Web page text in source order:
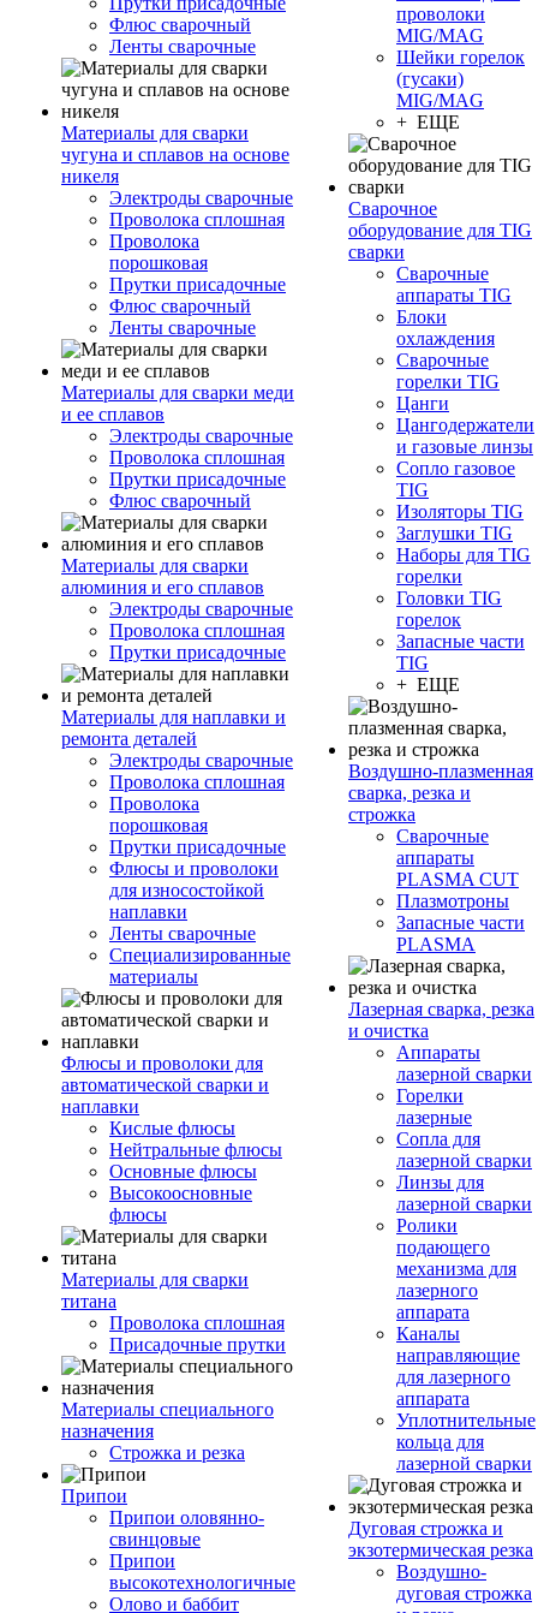
Флюс сварочный
Ленты сварочные
Материалы для сварки
чугуна и сплавов на основе
никеля
Электроды сварочные
Проволока сплошная
Проволока
порошковая
Прутки присадочные
Флюс сварочный
Ленты сварочные
Материалы для сварки меди
и ее сплавов
Электроды сварочные
Проволока сплошная
Прутки присадочные
Флюс сварочный
Материалы для сварки
алюминия и его сплавов
Электроды сварочные
Проволока сплошная
Прутки присадочные
Материалы для наплавки и
ремонта деталей
Электроды сварочные
Проволока сплошная
Проволока
порошковая
Прутки присадочные
Флюсы и проволоки
для износостойкой
наплавки
Ленты сварочные
Специализированные
материалы
Флюсы и проволоки для
автоматической сварки и
наплавки
Кислые флюсы
Нейтральные флюсы
Основные флюсы
Высокоосновные
флюсы
Материалы для сварки
титана
Проволока сплошная
Присадочные прутки
Материалы специального
назначения
Строжка и резка
Припои
Припои оловянно-
свинцовые
Припои
высокотехнологичные
Олово и баббит
проволоки
MIG/MAG
Шейки горелок
(гусаки)
MIG/MAG
+ ЕЩЕ
Сварочное
оборудование для TIG
сварки
Сварочные
аппараты TIG
Блоки
охлаждения
Сварочные
горелки TIG
Цанги
Цангодержатели
и газовые линзы
Сопло газовое
TIG
Изоляторы TIG
Заглушки TIG
Наборы для TIG
горелки
Головки TIG
горелок
Запасные части
TIG
+ ЕЩЕ
Воздушно-плазменная
сварка, резка и
строжка
Сварочные
аппараты
PLASMA CUT
Плазмотроны
Запасные части
PLASMA
Лазерная сварка, резка
и очистка
Аппараты
лазерной сварки
Горелки
лазерные
Сопла для
лазерной сварки
Линзы для
лазерной сварки
Ролики
подающего
механизма для
лазерного
аппарата
Каналы
направляющие
для лазерного
аппарата
Уплотнительные
кольца для
лазерной сварки
Дуговая строжка и
экзотермическая резка
Воздушно-
дуговая строжка